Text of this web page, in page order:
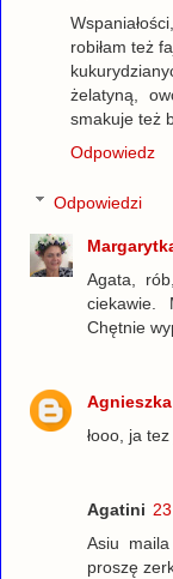
robiłam też
żelatyną,
smakuje też
Odpowiedz
Odpowiedzi
Agata,
ciekawie.
Chętnie
łooo, ja
Agatini
Asiu
proszę